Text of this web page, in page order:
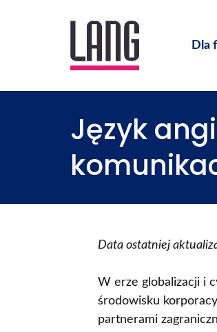
Dla
Język
Data ostatniej
W erze globalizacji i
środowisku
partnerami